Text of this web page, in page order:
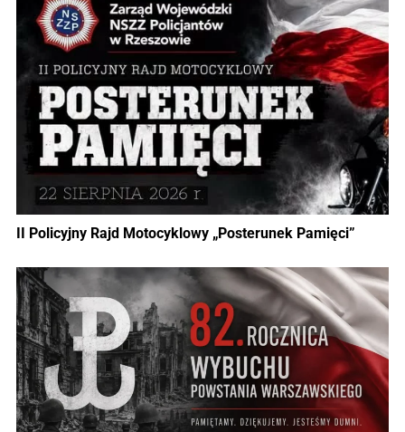
II Policyjny Rajd Motocyklowy „Posterunek Pamięci”